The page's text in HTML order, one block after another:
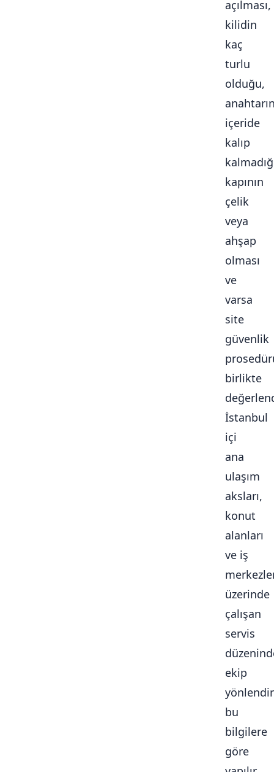
açılması,
kilidin
kaç
turlu
olduğu,
içeride
kalıp
kapının
çelik
veya
ahşap
olması
ve
varsa
site
güvenlik
birlikte
İstanbul
içi
ana
ulaşım
aksları,
konut
alanları
ve iş
üzerinde
çalışan
servis
ekip
bu
bilgilere
göre